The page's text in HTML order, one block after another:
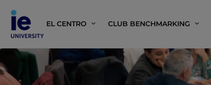
EL CENTRO CLUB BENCHMARKING